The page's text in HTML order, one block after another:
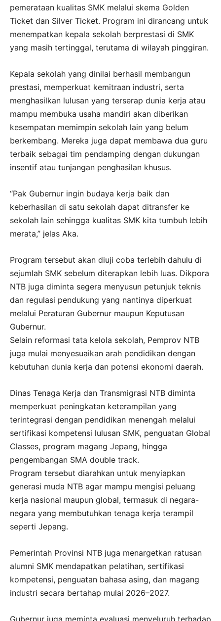
pemerataan kualitas SMK melalui skema Golden
Ticket dan Silver Ticket. Program ini dirancang untuk
menempatkan kepala sekolah berprestasi di SMK
yang masih tertinggal, terutama di wilayah pinggiran.
Kepala sekolah yang dinilai berhasil membangun
prestasi, memperkuat kemitraan industri, serta
menghasilkan lulusan yang terserap dunia kerja atau
mampu membuka usaha mandiri akan diberikan
kesempatan memimpin sekolah lain yang belum
berkembang. Mereka juga dapat membawa dua guru
terbaik sebagai tim pendamping dengan dukungan
insentif atau tunjangan penghasilan khusus.
“Pak Gubernur ingin budaya kerja baik dan
keberhasilan di satu sekolah dapat ditransfer ke
sekolah lain sehingga kualitas SMK kita tumbuh lebih
merata,” jelas Aka.
Program tersebut akan diuji coba terlebih dahulu di
sejumlah SMK sebelum diterapkan lebih luas. Dikpora
NTB juga diminta segera menyusun petunjuk teknis
dan regulasi pendukung yang nantinya diperkuat
melalui Peraturan Gubernur maupun Keputusan
Gubernur.
Selain reformasi tata kelola sekolah, Pemprov NTB
juga mulai menyesuaikan arah pendidikan dengan
kebutuhan dunia kerja dan potensi ekonomi daerah.
Dinas Tenaga Kerja dan Transmigrasi NTB diminta
memperkuat peningkatan keterampilan yang
terintegrasi dengan pendidikan menengah melalui
sertifikasi kompetensi lulusan SMK, penguatan Global
Classes, program magang Jepang, hingga
pengembangan SMA double track.
Program tersebut diarahkan untuk menyiapkan
generasi muda NTB agar mampu mengisi peluang
kerja nasional maupun global, termasuk di negara-
negara yang membutuhkan tenaga kerja terampil
seperti Jepang.
Pemerintah Provinsi NTB juga menargetkan ratusan
alumni SMK mendapatkan pelatihan, sertifikasi
kompetensi, penguatan bahasa asing, dan magang
industri secara bertahap mulai 2026–2027.